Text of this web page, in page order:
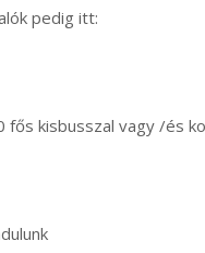
pedig itt:
fős kisbusszal vagy /és